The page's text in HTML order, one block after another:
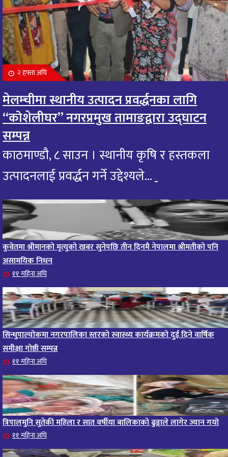
२ हफ्ता अघि
मेलम्चीमा स्थानीय उत्पादन प्रवर्द्धनका लागि
“कोशेलीघर” नगरप्रमुख तामाङद्वारा उद्घाटन
सम्पन्न
काठमाण्डौ, ८ साउन । स्थानीय कृषि र हस्तकला
उत्पादनलाई प्रवर्द्धन गर्ने उद्देश्यले...
कुवेतमा श्रीमानको मृत्युको खबर सुनेपछि तीन दिनमै नेपालमा श्रीमतीको पनि
असामयिक निधन
११ महिना अघि
सिन्धुपाल्चोकमा नगरपालिका स्तरको स्वास्थ्य कार्यक्रमको दुई दिने वार्षिक
समीक्षा गोष्ठी सम्पन्न
११ महिना अघि
त्रिपालमुनि सुतेकी महिला र सात वर्षीया बालिकाको ढुङ्गाले लागेर ज्यान गयो
११ महिना अघि